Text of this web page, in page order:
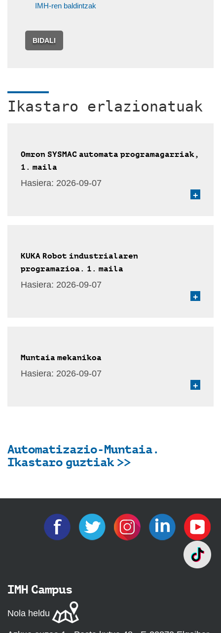
IMH-ren baldintzak
BIDALI
Ikastaro erlazionatuak
Omron SYSMAC automata programagarriak,
1. maila
Hasiera: 2026-09-07
+
KUKA Robot industrialaren
programazioa. 1. maila
Hasiera: 2026-09-07
+
Muntaia mekanikoa
Hasiera: 2026-09-07
+
Automatizazio-Muntaia.
Ikastaro guztiak >>
IMH Campus
Nola heldu